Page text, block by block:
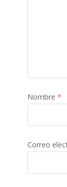
Nombre *
Correo